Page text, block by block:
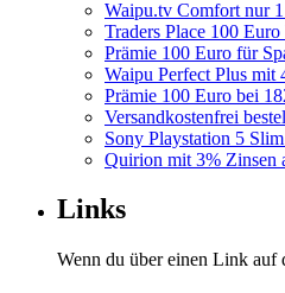
Waipu.tv Comfort nur
Traders Place 100
Prämie 100 Euro für
Waipu Perfect Plus
Prämie 100 Euro bei
Versandkostenfrei
Sony Playstation 5
Quirion mit 3% Zinsen
Links
Wenn du über einen Link auf